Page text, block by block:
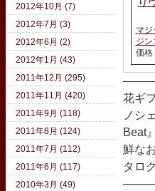
マ
ジ
価格
花
ノシ
Beat
鮮な
タロ
2012年10月 (7)
2012年7月 (3)
2012年6月 (2)
2012年1月 (43)
2011年12月 (295)
2011年11月 (420)
2011年9月 (118)
2011年8月 (124)
2011年7月 (112)
2011年6月 (117)
2010年3月 (49)